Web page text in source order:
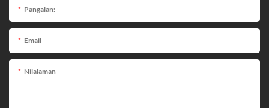
Pangalan:
Email
Nilalaman